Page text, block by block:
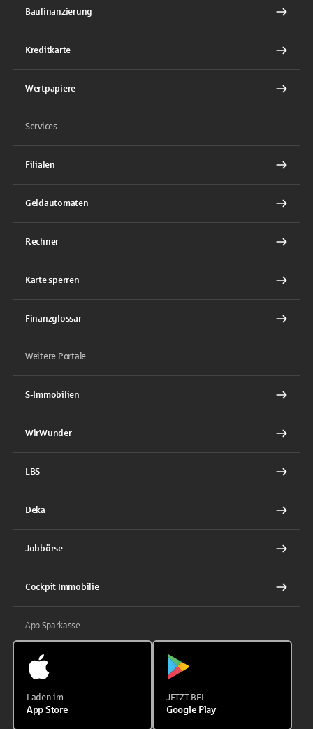
Baufinanzierung
Kreditkarte
Wertpapiere
Services
Filialen
Geldautomaten
Rechner
Karte sperren
Finanzglossar
Weitere Portale
S-Immobilien
WirWunder
LBS
Deka
Jobbörse
Cockpit Immobilie
App Sparkasse
Laden im
App Store
JETZT BEI
Google Play